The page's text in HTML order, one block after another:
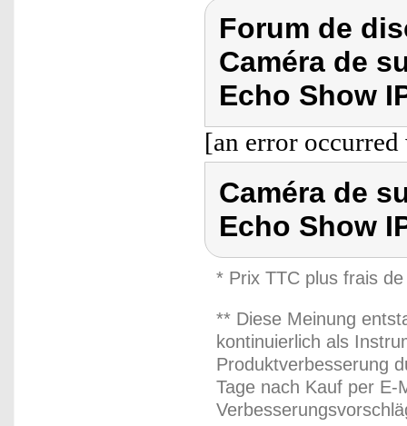
Forum de
Caméra de
Echo Show
[an error
Caméra de
Echo Show
* Prix TTC plus frais
** Diese Meinung
kontinuierlich als
Produktverbesserung
Tage nach Kauf per E-